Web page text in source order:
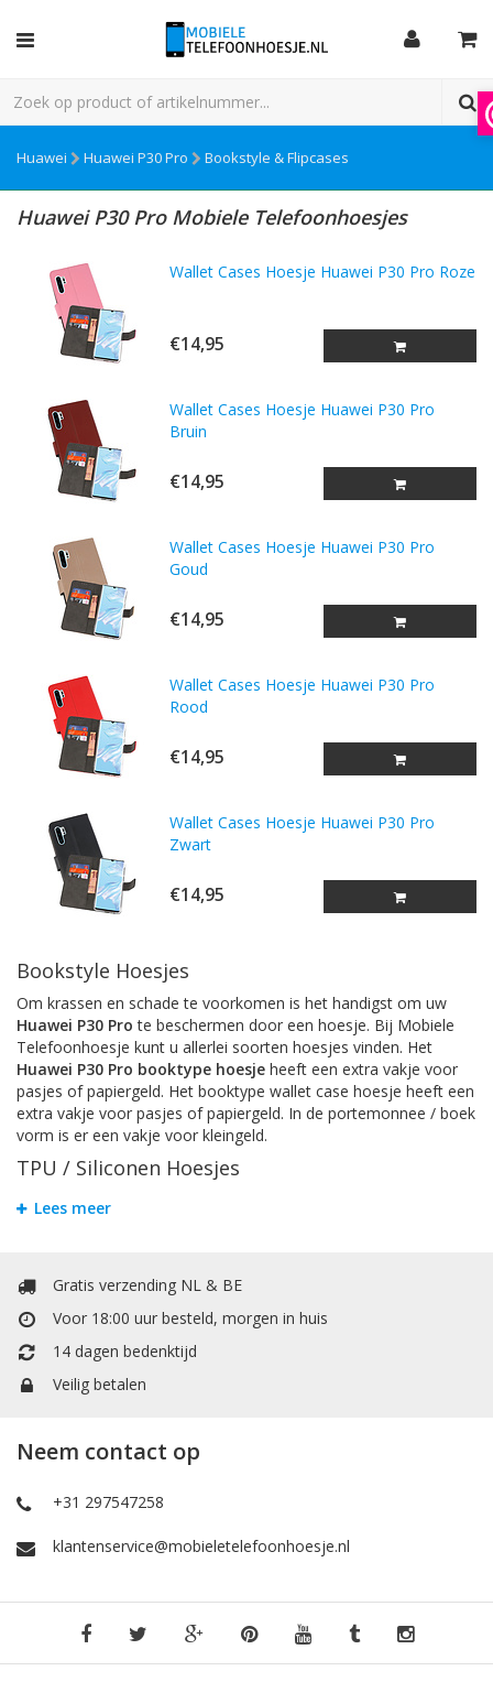
Huawei Huawei P30 Pro Bookstyle & Flipcases
Huawei P30 Pro Mobiele Telefoonhoesjes
Wallet Cases Hoesje Huawei P30 Pro Roze
€14,95
Wallet Cases Hoesje Huawei P30 Pro
Bruin
€14,95
Wallet Cases Hoesje Huawei P30 Pro
Goud
€14,95
Wallet Cases Hoesje Huawei P30 Pro
Rood
€14,95
Wallet Cases Hoesje Huawei P30 Pro
Zwart
€14,95
Bookstyle Hoesjes
Om krassen en schade te voorkomen is het handigst om uw
Huawei P30 Pro te beschermen door een hoesje. Bij Mobiele
Telefoonhoesje kunt u allerlei soorten hoesjes vinden. Het
Huawei P30 Pro booktype hoesje heeft een extra vakje voor
pasjes of papiergeld. Het booktype wallet case hoesje heeft een
extra vakje voor pasjes of papiergeld. In de portemonnee / boek
vorm is er een vakje voor kleingeld.
TPU / Siliconen Hoesjes
TPU is een materiaal dat gemaakt is van hard plastic en zachte
Accessoires
Hier vind uw accessoires zoals Selfie-Stick om mooie foto's te
maken met uw vrienden en familie, een extra kabel om uw
telefoon op te laden of files transfer en screen protectors om
tegen krassen te beschermen of valschade te minimaliseren van
uw
Huawei P30 Pro
De verzendkosten en transactie kosten zijn gratis binnen
dan vandaag verzonden, morgen in huis. Ook heeft u recht op
Webshop van de nieuwste mobieltelefoonhoesjes. Wij hebben
accessoires. Onze producten zijn hoog kwaliteit en direct uit
voorraad leverbaar.
Bekijk ook:
Lees meer
Gratis verzending NL & BE
Voor 18:00 uur besteld, morgen in huis
14 dagen bedenktijd
Veilig betalen
Neem contact op
+31 297547258
klantenservice@mobieletelefoonhoesje.nl